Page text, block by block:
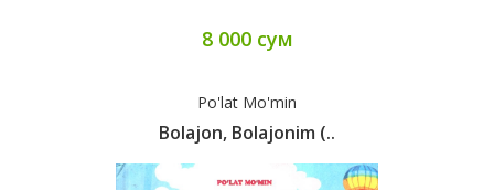
8 000 сум
Po'lat Mo'min
Bolajon, Bolajonim (..